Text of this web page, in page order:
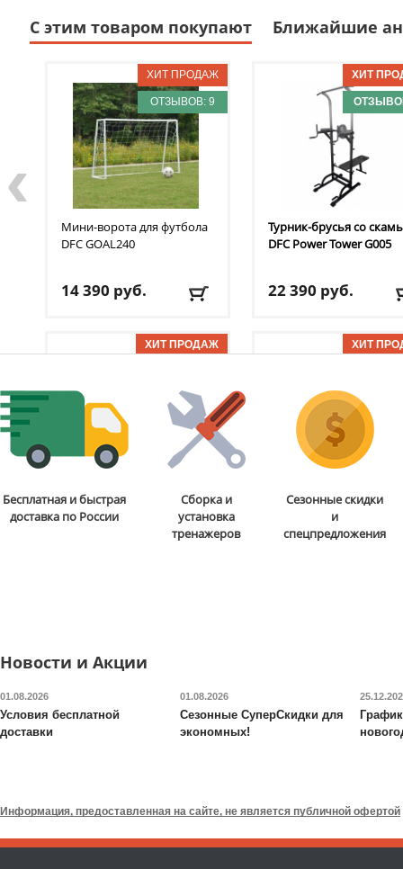
С этим товаром покупают Ближайшие
ОТЗЫВОВ: 9
Мини-ворота для футбола
DFCGOAL240
14 390 руб.
БЕСПЛАТНО,
2-3 дня
Турник-брусья со
DFCPower Tower G005
22 390 руб.
2-3 дня
Стойка для подтягиваний
и отжиманий DFC
Power
Бита для аэрохоккея 75
B-056-003
‹
Бесплатная и быстрая
доставка по России
Сборка и
установка
тренажеров
Сезонные скидки
и
спецпредложения
Новости и Акции
01.08.2026
Условия бесплатной
доставки
01.08.2026
Сезонные СуперСкидки для
экономных!
Информация, предоставленная на сайте, не является публичной офертой